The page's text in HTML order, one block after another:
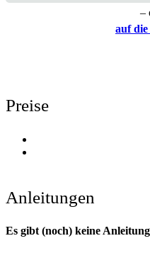
–
auf
Preise
Anleitungen
Es gibt (noch) keine